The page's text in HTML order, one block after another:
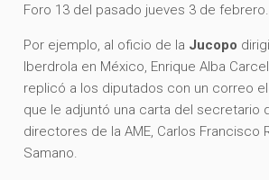
Foro 13 del pasado jueves 3 de febrero.
Por ejemplo, al oficio de la Jucopo
Iberdrola en México, Enrique Alba
replicó a los diputados con un correo
que le adjuntó una carta del secretario
directores de la AME, Carlos Francisco
Samano.